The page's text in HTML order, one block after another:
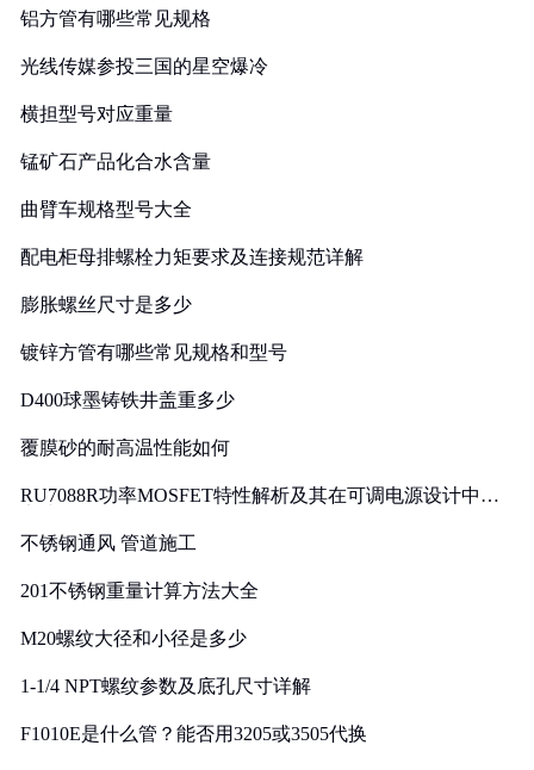
铝方管有哪些常见规格
光线传媒参投三国的星空爆冷
横担型号对应重量
锰矿石产品化合水含量
曲臂车规格型号大全
配电柜母排螺栓力矩要求及连接规范详解
膨胀螺丝尺寸是多少
镀锌方管有哪些常见规格和型号
D400球墨铸铁井盖重多少
覆膜砂的耐高温性能如何
RU7088R功率MOSFET特性解析及其在可调电源设计中的
不锈钢通风 管道施工
201不锈钢重量计算方法大全
M20螺纹大径和小径是多少
1-1/4 NPT螺纹参数及底孔尺寸详解
F1010E是什么管？能否用3205或3505代换